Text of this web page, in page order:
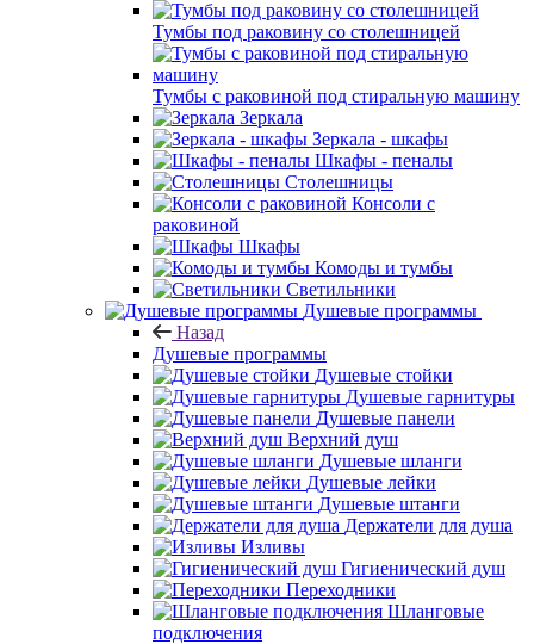
Тумбы под раковину со столешницей
Тумбы с раковиной под стиральную машину
Зеркала
Зеркала - шкафы
Шкафы - пеналы
Столешницы
Консоли с
раковиной
Шкафы
Комоды и тумбы
Светильники
Душевые программы
Назад
Душевые программы
Душевые стойки
Душевые гарнитуры
Душевые панели
Верхний душ
Душевые шланги
Душевые лейки
Душевые штанги
Держатели для душа
Изливы
Гигиенический душ
Переходники
Шланговые
подключения